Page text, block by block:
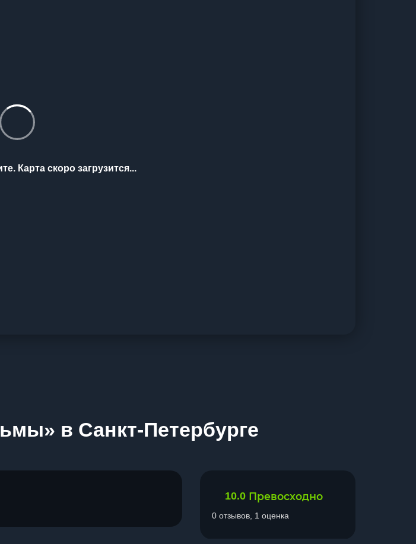
Карта скоро загрузится...
в Санкт-Петербурге
10.0 Превосходно
0 отзывов, 1 оценка